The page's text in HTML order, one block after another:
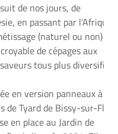
de nos jours, de
en passant par l’Afrique
(naturel ou non) et
de cépages aux
tous plus diversifiés
en version panneaux à
de Tyard de Bissy-sur-Fley
en place au Jardin de